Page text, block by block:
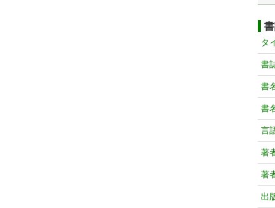
タ
書
書
書
言
著
著
出